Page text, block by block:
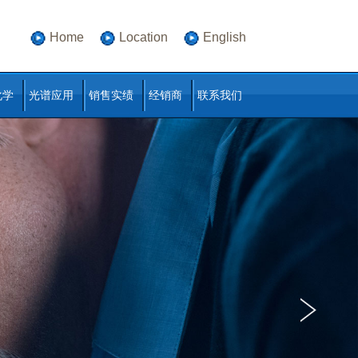
Home Location English
光谱应用 销售实绩 经销商 联系我们